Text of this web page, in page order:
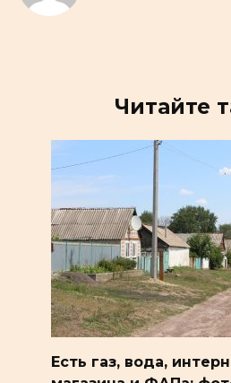
Читайте
Есть газ, вода,